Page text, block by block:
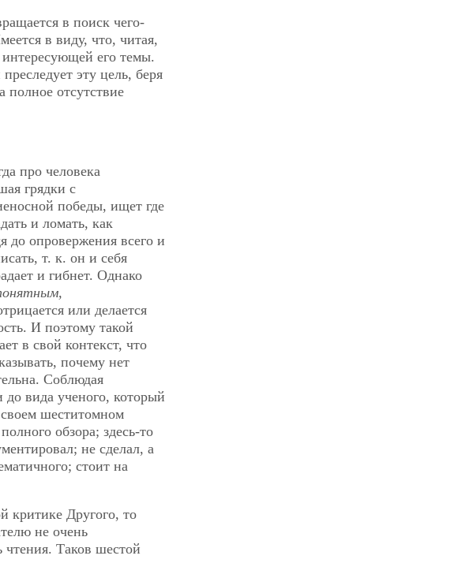
в поиск чего-
в виду, что, читая,
интересующей его темы.
эту цель, беря
полное отсутствие
про человека
грядки с
победы, ищет где
и ломать, как
до опровержения всего и
т. к. он и себя
и гибнет. Однако
или делается
И поэтому такой
в свой контекст, что
почему нет
Соблюдая
вида ученого, который
шеститомном
обзора; здесь-то
не сделал, а
стоит на
критике Другого, то
не очень
чтения. Таков шестой